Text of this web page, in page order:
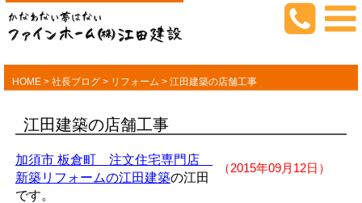
HOME > 社長ブログ > リフォーム > 江田建築の店舗工事
江田建築の店舗工事
（2015年09月12日）
加須市 板倉町 注文住宅専門店
新築リフォームの江田建築の江田
です。